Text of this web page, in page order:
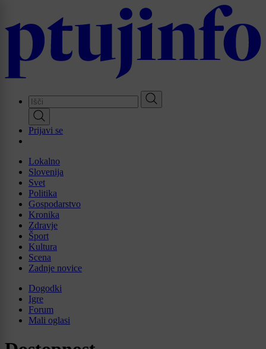
main
Prijavi se
Lokalno
Slovenija
Svet
Politika
Gospodarstvo
Kronika
Zdravje
Šport
Kultura
Scena
Zadnje novice
Dogodki
Igre
Forum
Mali oglasi